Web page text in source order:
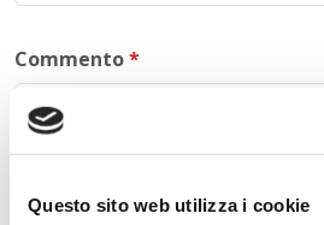
Questo sito web utilizza i cookie
Commento*
Acconsento al trattamento